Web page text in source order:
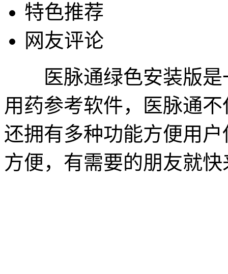
特色推荐
网友评论
医脉通绿色安装版是
用药参考软件，医脉通
还拥有多种功能方便用
方便，有需要的朋友就